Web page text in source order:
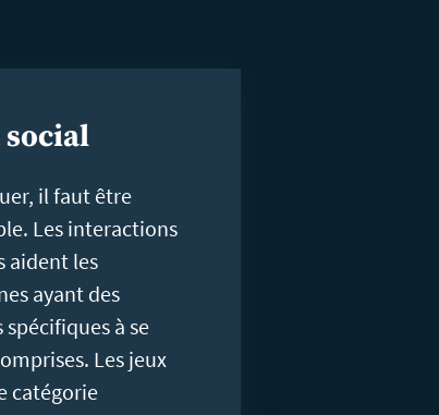
social
il faut être
Les interactions
aident les
ayant des
spécifiques à se
Les jeux
catégorie